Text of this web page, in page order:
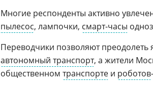
Многие респонденты активно
пылесос, лампочки, смарт-часы
Переводчики позволяют
автономный транспорт, а жители
общественном транспорте и роботов-